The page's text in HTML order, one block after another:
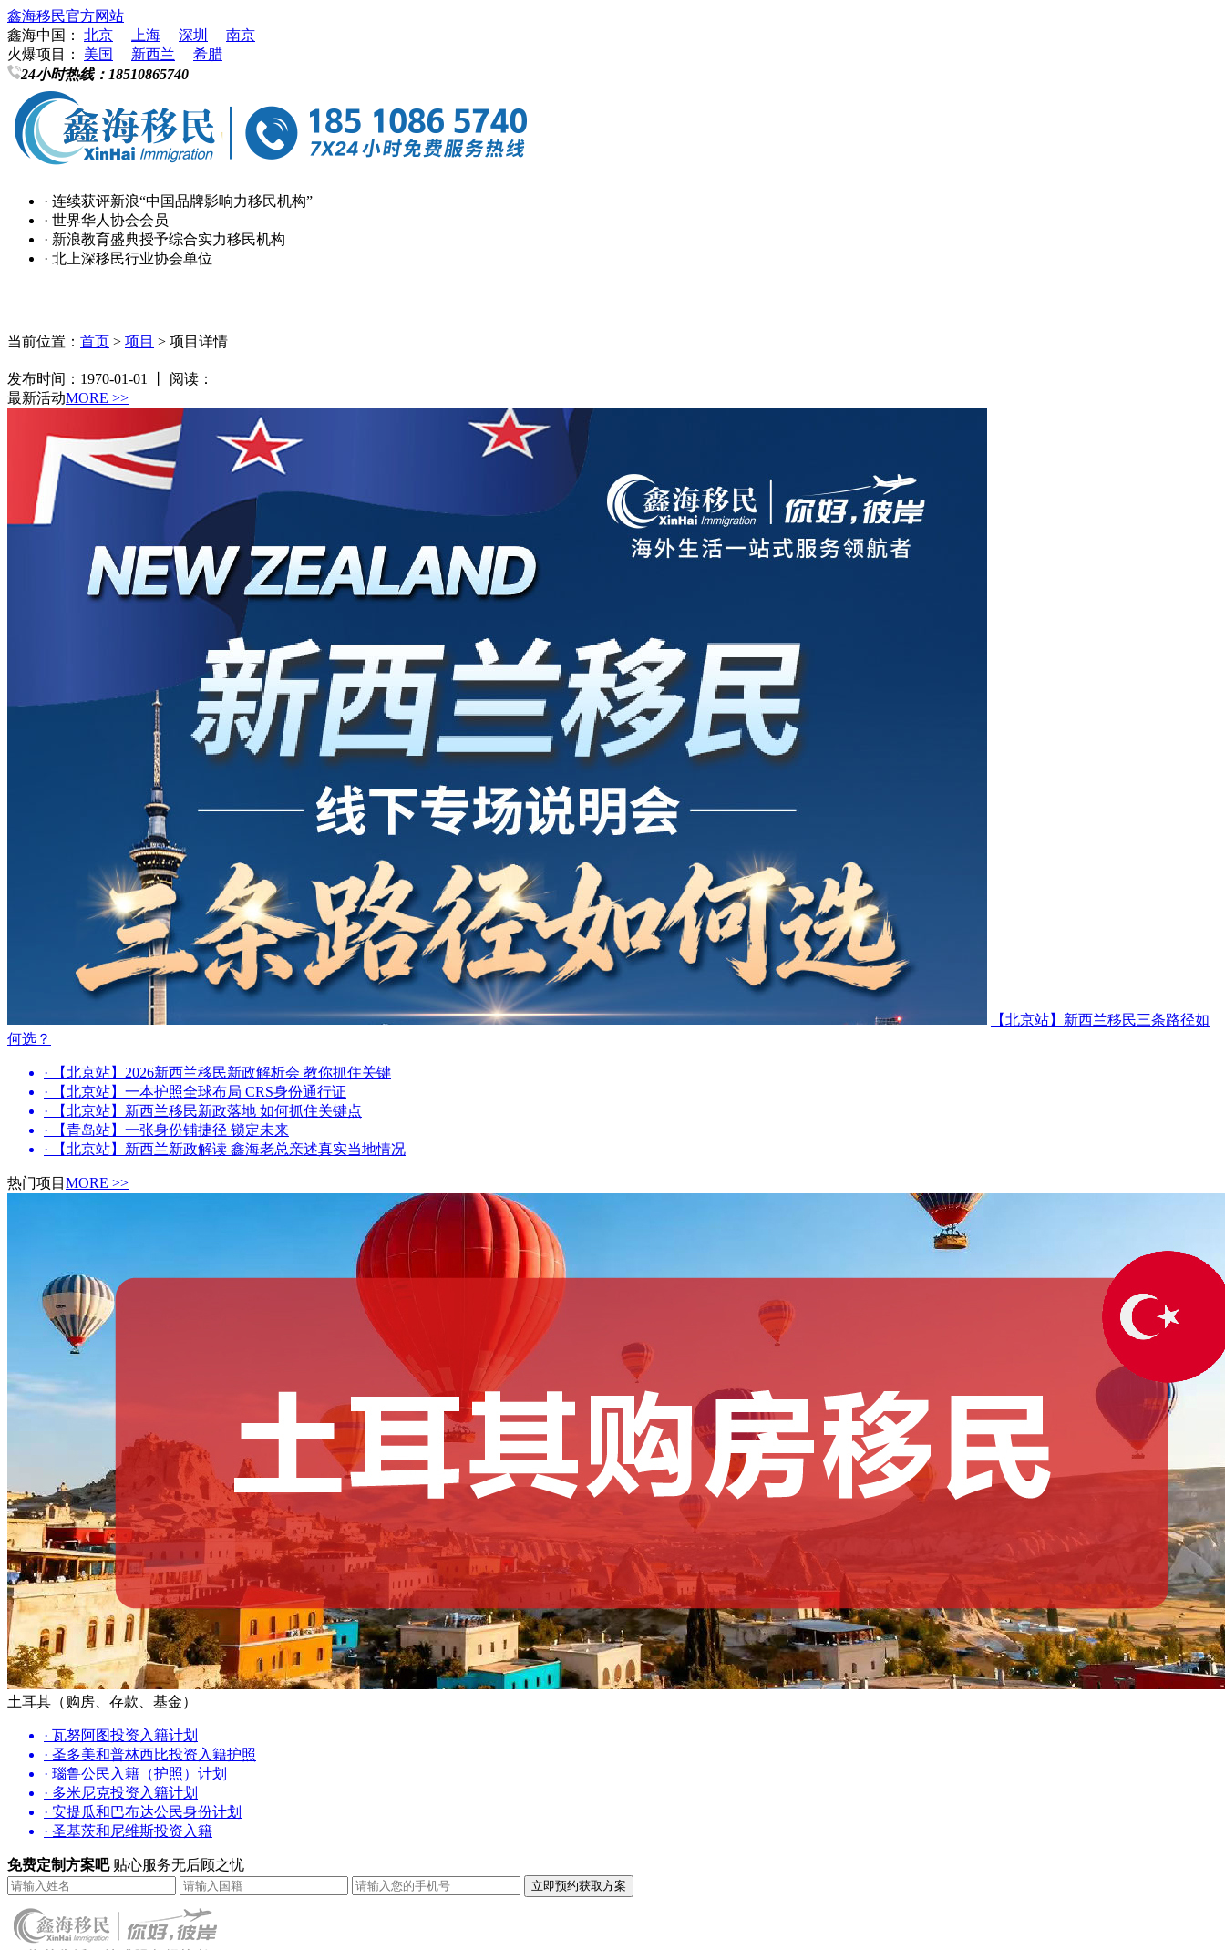
鑫海移民官方网站
鑫海中国：
北京 上海 深圳
南京
火爆项目：
美国 新西兰
希腊
24小时热线： 18510865740
· 连续获评新浪“中国品牌影响力移民机构”
· 世界华人协会会员
· 新浪教育盛典授予综合实力移民机构
· 北上深移民行业协会单位
项目
新西兰
美国
澳洲
加拿大
亚洲
海房
开户
安家
案例
鑫海
当前位置： 首页 > 项目 > 项目详情
发布时间：1970-01-01 丨 阅读：
最新活动MORE >>
【北京站】新西兰移民三条路径如
何选？
· 【北京站】2026新西兰移民新政解析会 教你抓住关键
· 【北京站】一本护照全球布局 CRS身份通行证
· 【北京站】新西兰移民新政落地 如何抓住关键点
· 【青岛站】一张身份铺捷径 锁定未来
· 【北京站】新西兰新政解读 鑫海老总亲述真实当地情况
热门项目 MORE >>
土耳其（购房、存款、基金）
· 瓦努阿图投资入籍计划
· 圣多美和普林西比投资入籍护照
· 瑙鲁公民入籍（护照）计划
· 多米尼克投资入籍计划
· 安提瓜和巴布达公民身份计划
· 圣基茨和尼维斯投资入籍
免费定制方案吧 贴心服务无后顾之忧